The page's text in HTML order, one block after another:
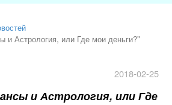
и Астрология, или Где мои деньги?"
2018-02-25
и Астрология, или Где